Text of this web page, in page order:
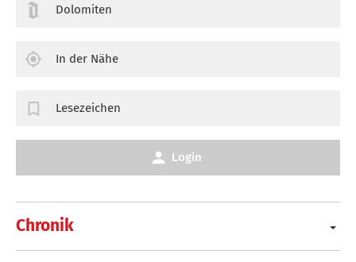
Chronik
Dolomiten
In der Nähe
Lesezeichen
Login